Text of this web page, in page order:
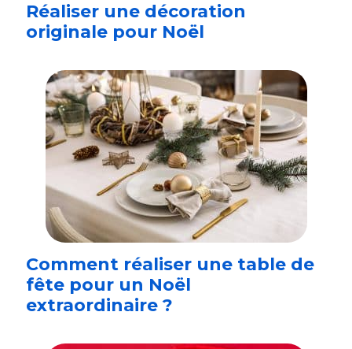
Réaliser une décoration
originale pour Noël
Comment réaliser une table de
fête pour un Noël
extraordinaire ?